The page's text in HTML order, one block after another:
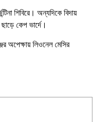
শিবিরে। অন্যদিকে বিদায়
কেপ ভার্দে।
অপেক্ষায় লিওনেল মেসির